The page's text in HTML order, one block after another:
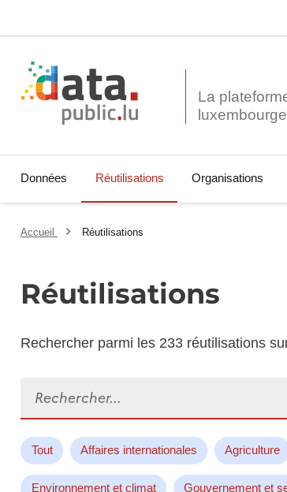
La
Données Réutilisations Organisations
Accueil Réutilisations
Réutilisations
Rechercher parmi les 233 réutilisations
Tout Affaires internationales Agriculture
Environnement et climat Gouvernement et